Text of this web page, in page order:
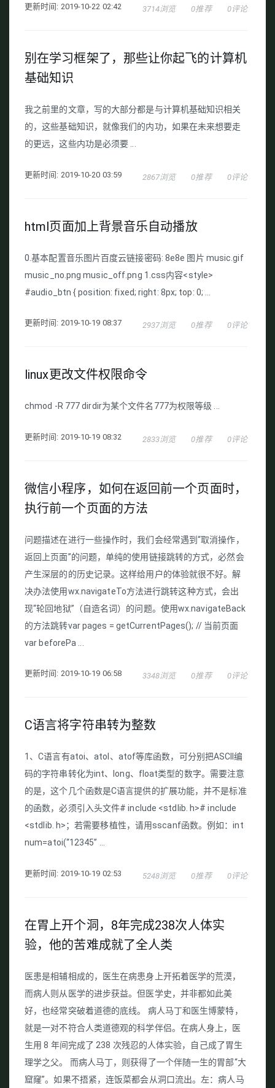
更新时间: 2019-10-22 02:42 3714浏览 0推荐 0评论
别在学习框架了，那些让你起飞的计算机
基础知识
我之前里的文章，写的大部分都是与计算机基础知识相关
的，这些基础知识，就像我们的内功，如果在未来想要走
的更远，这些内功是必须要 ...
更新时间: 2019-10-20 03:59 2867浏览 0推荐 0评论
html页面加上背景音乐自动播放
0.基本配置音乐图片百度云链接密码: 8e8e 图片 music.gif
music_no.png music_off.png 1.css内容<style>
#audio_btn { position: fixed; right: 8px; top: 0; ...
更新时间: 2019-10-19 08:37 2937浏览 0推荐 0评论
linux更改文件权限命令
chmod -R 777 dirdir为某个文件名777为权限等级 ...
更新时间: 2019-10-19 08:32 2833浏览 0推荐 0评论
微信小程序，如何在返回前一个页面时，
执行前一个页面的方法
问题描述在进行一些操作时，我们会经常遇到“取消操作，
返回上页面”的问题，单纯的使用链接跳转的方式，必然会
产生深层的的历史记录。这样给用户的体验就很不好。解
决办法使用wx.navigateTo方法进行跳转这种方式，会出
现“轮回地狱”（自造名词）的问题。使用wx.navigateBack
的方法跳转var pages = getCurrentPages(); // 当前页面
var beforePa ...
更新时间: 2019-10-19 06:58 3348浏览 0推荐 0评论
C语言将字符串转为整数
1、C语言有atoi、atol、atof等库函数，可分别把ASCII编
码的字符串转化为int、long、float类型的数字。需要注意
的是，这个几个函数是C语言提供的扩展功能，并不是标准
的函数，必须引入头文件# include <stdlib. h># include
<stdlib. h>；若需要移植性，请用sscanf函数。例如：int
num=atoi(“12345” ...
更新时间: 2019-10-19 02:53 5248浏览 0推荐 0评论
在胃上开个洞，8年完成238次人体实
验，他的苦难成就了全人类
医患是相辅相成的，医生在病患身上开拓着医学的荒漠，
而病人则从医学的进步获益。但医学史，并非都如此美
好，也经常突破着道德的底线。 病人马丁和医生博蒙特，
就是一对不符合人类道德观的科学伴侣。在病人身上，医
生用 8 年间完成了 238 次残忍的人体实验，自己成了胃生
理学之父。 而病人马丁，则获得了一个伴随一生的胃部“大
窟窿”。如果不捂紧，连饭菜都会从洞口流出。左：病人马